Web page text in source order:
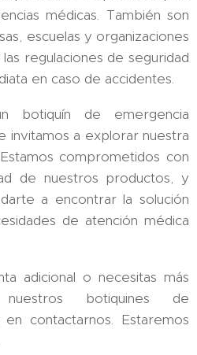
médicas. También son
escuelas y organizaciones
regulaciones de seguridad
en caso de accidentes.
botiquín de emergencia
invitamos a explorar nuestra
comprometidos con
de nuestros productos, y
a encontrar la solución
de atención médica
adicional o necesitas más
botiquines de
contactarnos. Estaremos